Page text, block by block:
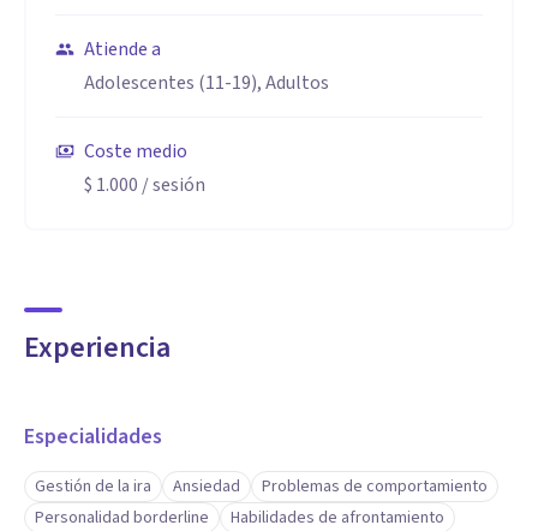
Atiende a
Adolescentes (11-19), Adultos
Coste medio
$ 1.000 / sesión
Experiencia
Especialidades
Gestión de la ira Ansiedad
Problemas de comportamiento
Personalidad borderline
Habilidades de afrontamiento